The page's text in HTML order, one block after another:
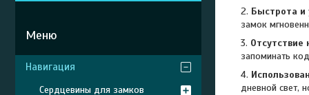
Быстрота и
замок
запоминать
дневной свет,
Навигация
Сердцевины для замков